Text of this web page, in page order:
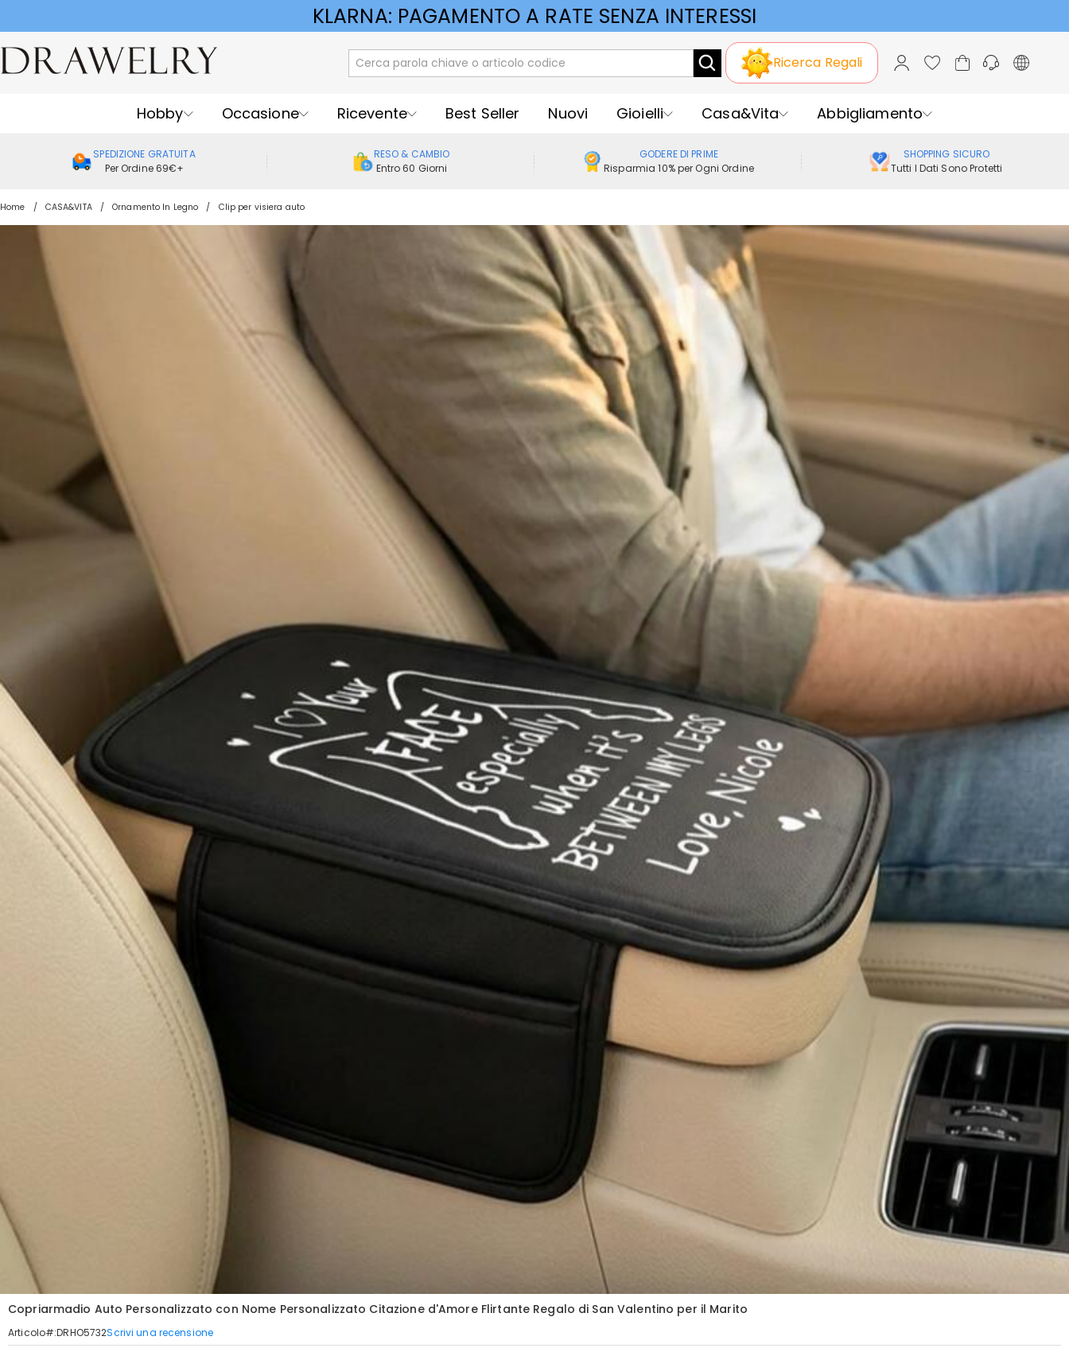
KLARNA: PAGAMENTO A RATE SENZA INTERESSI
Ricerca Regali
Hobby Occasione Ricevente Best Seller Nuovi Gioielli Casa&Vita Abbigliamento
SPEDIZIONE GRATUITA
Per Ordine 69€+
RESO & CAMBIO
Entro 60 Giorni
GODERE DI PRIME
Risparmia 10% per Ogni Ordine
SHOPPING SICURO
Tutti I Dati Sono Protetti
Home CASA&VITA Ornamento In Legno Clip per visiera auto
Copriarmadio Auto Personalizzato con Nome Personalizzato Citazione d'Amore Flirtante Regalo di San Valentino per il Marito
Articolo#:DRHO5732Scrivi una recensione